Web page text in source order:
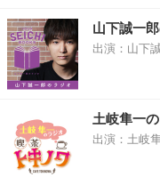
山下誠一
出演：山下
土岐隼一
出演：土岐